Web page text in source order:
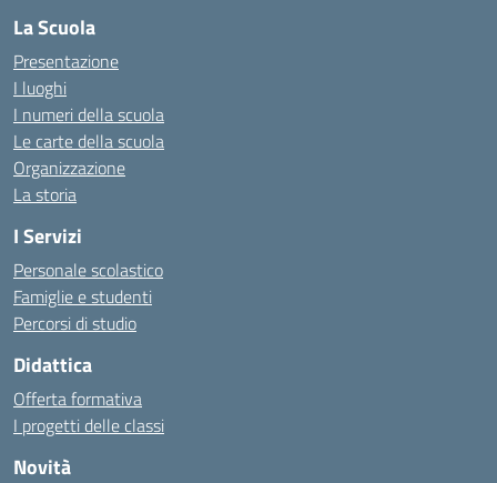
La Scuola
Presentazione
I luoghi
I numeri della scuola
Le carte della scuola
Organizzazione
La storia
I Servizi
Personale scolastico
Famiglie e studenti
Percorsi di studio
Didattica
Offerta formativa
I progetti delle classi
Novità